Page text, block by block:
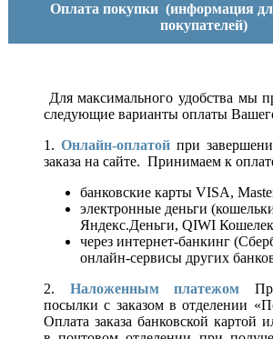
Оплата покупки (информация
покупателей)
Для максимального удобства мы
следующие варианты оплаты
1. Онлайн-оплатой при
заказа на сайте. Принимаем к
банковские карты VISA,
электронные деньги
Яндекс.Деньги, QIWI
через интернет-банкинг
онлайн-сервисы других
2. Наложенным платежом
посылки с заказом в отделении
Оплата заказа банковской картой